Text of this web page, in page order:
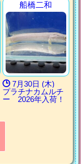
船橋二和
7月30日 (木)
プラチナカムルチ
ー 2026年入荷！